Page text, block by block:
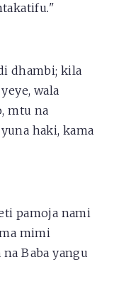
."
dhambi; kila
wala
mtu na
haki, kama
pamoja nami
mimi
Baba yangu